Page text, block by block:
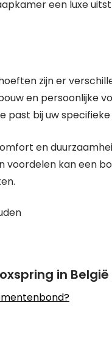
een luxe
zijn er
en persoonlijke
bij uw specifieke
en
voordelen kan een
in België